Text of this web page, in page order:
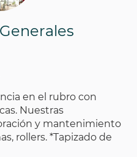
en el rubro con
Nuestras
y mantenimiento
rollers. *Tapizado de